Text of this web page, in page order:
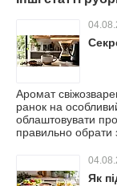
Аромат
ранок на
облаштовувати
правильно обрати
Як